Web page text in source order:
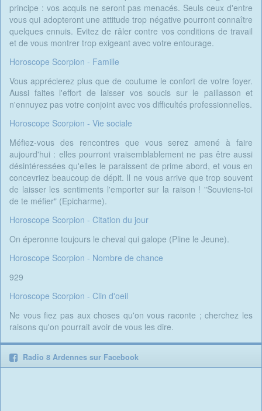
principe : vos acquis ne seront pas menacés. Seuls ceux d'entre
vous qui adopteront une attitude trop négative pourront connaître
quelques ennuis. Evitez de râler contre vos conditions de travail
et de vous montrer trop exigeant avec votre entourage.
Horoscope Scorpion - Famille
Vous apprécierez plus que de coutume le confort de votre foyer.
Aussi faites l'effort de laisser vos soucis sur le paillasson et
n'ennuyez pas votre conjoint avec vos difficultés professionnelles.
Horoscope Scorpion - Vie sociale
Méfiez-vous des rencontres que vous serez amené à faire
aujourd'hui : elles pourront vraisemblablement ne pas être aussi
désintéressées qu'elles le paraissent de prime abord, et vous en
concevriez beaucoup de dépit. Il ne vous arrive que trop souvent
de laisser les sentiments l'emporter sur la raison ! "Souviens-toi
de te méfier" (Epicharme).
Horoscope Scorpion - Citation du jour
On éperonne toujours le cheval qui galope (Pline le Jeune).
Horoscope Scorpion - Nombre de chance
929
Horoscope Scorpion - Clin d'oeil
Ne vous fiez pas aux choses qu'on vous raconte ; cherchez les
raisons qu'on pourrait avoir de vous les dire.
Radio 8 Ardennes sur Facebook